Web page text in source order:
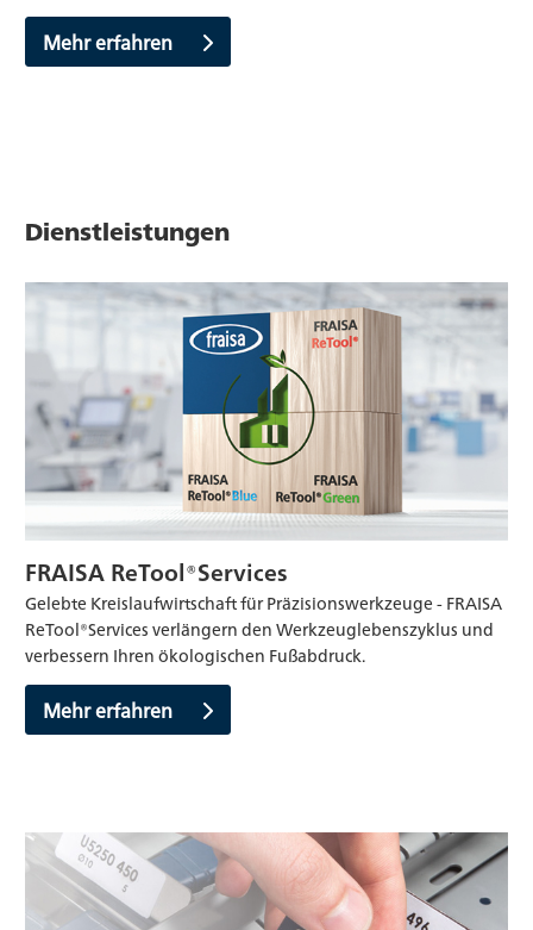
Mehr erfahren
Dienstleistungen
FRAISA ReTool®Services
Gelebte Kreislaufwirtschaft für Präzisionswerkzeuge - FRAISA
ReTool®Services verlängern den Werkzeuglebenszyklus und
verbessern Ihren ökologischen Fußabdruck.
Mehr erfahren